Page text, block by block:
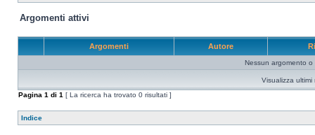
Argomenti attivi
Argomenti Autore
Nessun argomento o
Visualizza ultimi
Pagina 1 di 1 [ La ricerca ha trovato 0 risultati ]
Indice